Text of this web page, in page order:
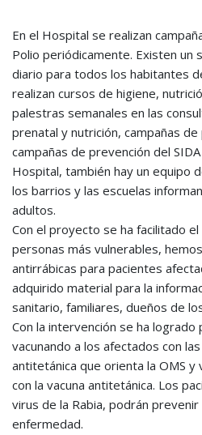
En el Hospital se realizan
Polio periódicamente. Existen un
diario para todos los habitantes
realizan cursos de higiene,
palestras semanales en las
prenatal y nutrición, campañas
campañas de prevención del
Hospital, también hay un equipo
los barrios y las escuelas
adultos.
Con el proyecto se ha facilitado el
personas más vulnerables,
antirrábicas para pacientes
adquirido material para la
sanitario, familiares, dueños de
Con la intervención se ha logrado
vacunando a los afectados con
antitetánica que orienta la OMS y
con la vacuna antitetánica. Los
virus de la Rabia, podrán
enfermedad.